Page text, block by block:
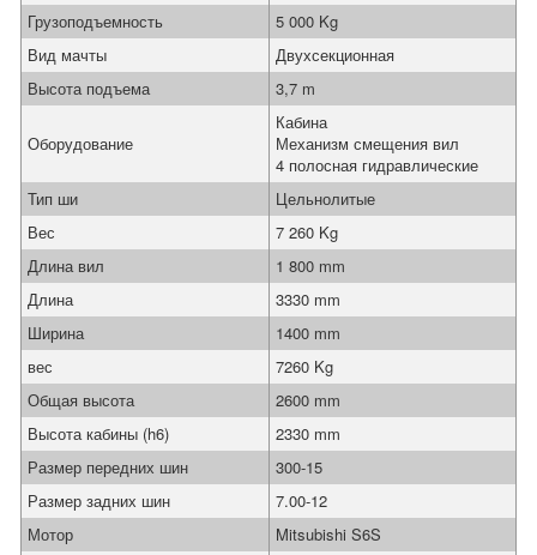
Грузоподъемность
5 000 Kg
Вид мачты
Двухсекционная
Высота подъема
3,7 m
Оборудование
Кабина
Механизм смещения вил
4 полосная гидравлические
Тип ши
Цельнолитые
Вес
7 260 Kg
Длина вил
1 800 mm
Длина
3330 mm
Ширина
1400 mm
вес
7260 Kg
Общая высота
2600 mm
Высота кабины (h6)
2330 mm
Размер передних шин
300-15
Размер задних шин
7.00-12
Мотор
Mitsubishi S6S